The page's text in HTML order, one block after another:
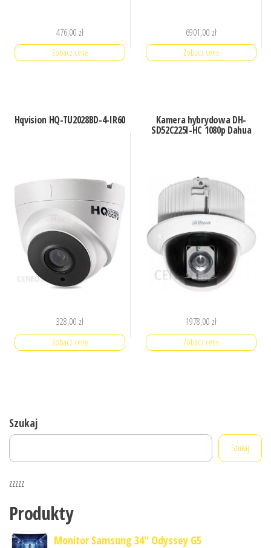
476,00 zł
Zobacz cenę
6901,00 zł
Zobacz cenę
Hqvision HQ-TU2028BD-4-IR60
328,00 zł
Zobacz cenę
Kamera hybrydowa DH-
SD52C225I-HC 1080p Dahua
1978,00 zł
Zobacz cenę
Szukaj
Szukaj
zzzzz
Produkty
Monitor Samsung 34'' Odyssey G5